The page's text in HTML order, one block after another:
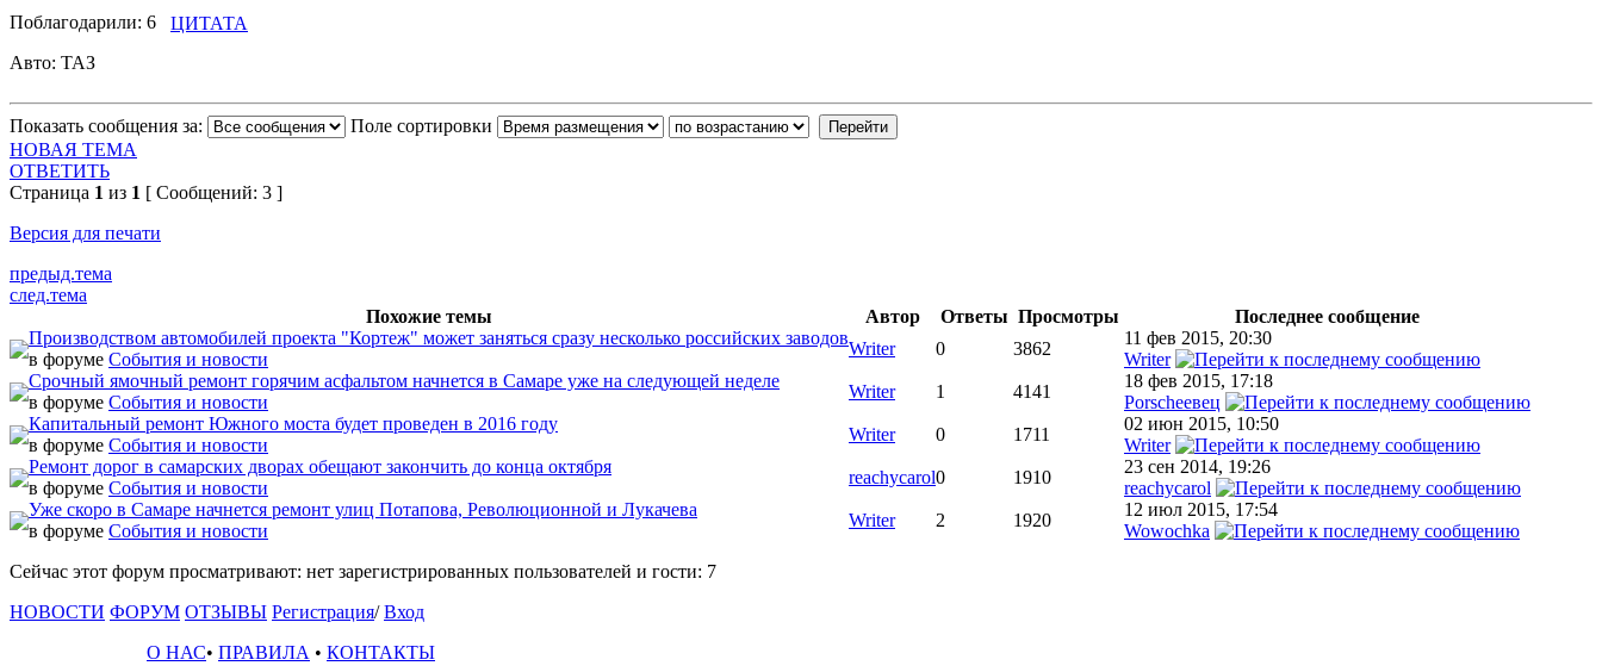
Поблагодарили: 6
Авто: ТАЗ
ЦИТАТА
Показать сообщения за:
Поле сортировки
НОВАЯ ТЕМА
ОТВЕТИТЬ
Страница 1 из 1 [ Сообщений: 3 ]
Версия для печати
предыд.тема
след.тема
Похожие темы
Автор Ответы Просмотры
Последнее сообщение
Производством автомобилей проекта "Кортеж" может заняться сразу несколько российских заводов
в форуме События и новости
Writer 0 3862
11 фев 2015, 20:30
Writer
Срочный ямочный ремонт горячим асфальтом начнется в Самаре уже на следующей неделе
в форуме События и новости
Writer 1 4141
18 фев 2015, 17:18
Porscheeвец
Капитальный ремонт Южного моста будет проведен в 2016 году
в форуме События и новости
Writer 0 1711
02 июн 2015, 10:50
Writer
Ремонт дорог в самарских дворах обещают закончить до конца октября
в форуме События и новости
reachycarol0 1910
23 сен 2014, 19:26
reachycarol
Уже скоро в Самаре начнется ремонт улиц Потапова, Революционной и Лукачева
в форуме События и новости
Writer 2 1920
12 июл 2015, 17:54
Wowochka
Сейчас этот форум просматривают: нет зарегистрированных пользователей и гости: 7
НОВОСТИ ФОРУМ ОТЗЫВЫ Регистрация/ Вход
О НАС• ПРАВИЛА • КОНТАКТЫ